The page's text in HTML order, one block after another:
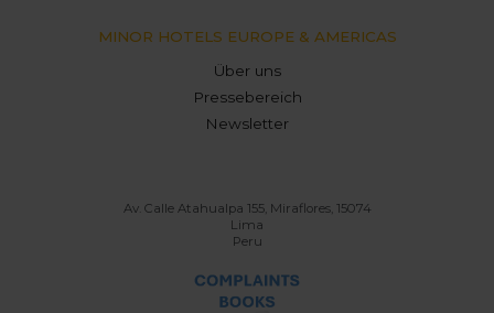
MINOR HOTELS EUROPE & AMERICAS
Über uns
Pressebereich
Newsletter
Av. Calle Atahualpa 155, Miraflores, 15074
Lima
Peru